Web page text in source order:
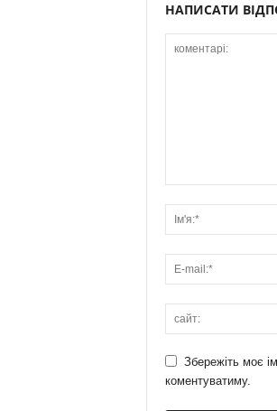
НАПИСАТИ
Збережіть моє
коментуватиму.